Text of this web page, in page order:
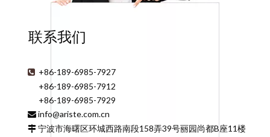
联系我们
 +86-189-6985-7927
+86-189-6985-7912
+86-189-6985-7929
 info@ariste.com.cn
 宁波市海曙区环城西路南段158弄39号丽园尚都B座11楼